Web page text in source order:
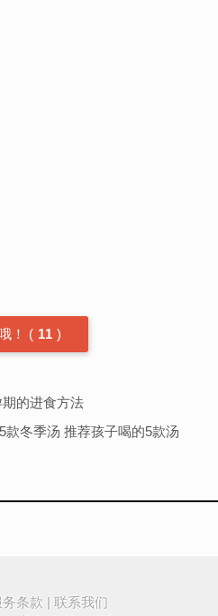
！ ( 11 )
的进食方法
款冬季汤 推荐孩子喝的5款汤
务条款 | 联系我们